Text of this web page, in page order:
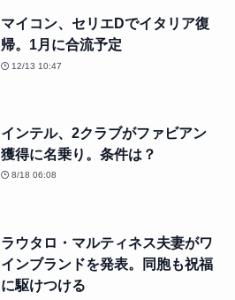
マイコン、セリエDでイタリア復
帰。1月に合流予定
12/13 10:47
インテル、2クラブがファビアン
獲得に名乗り。条件は？
8/18 06:08
ラウタロ・マルティネス夫妻がワ
インブランドを発表。同胞も祝福
に駆けつける